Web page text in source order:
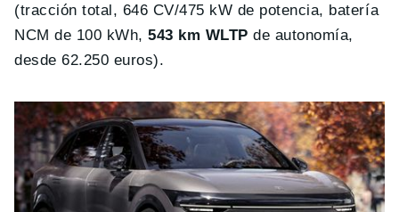
(tracción total, 646 CV/475 kW de potencia, batería
NCM de 100 kWh,543 km WLTP de autonomía,
desde 62.250 euros).